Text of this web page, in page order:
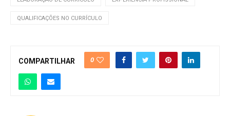
QUALIFICAÇÕES NO CURRÍCULO
COMPARTILHAR 0